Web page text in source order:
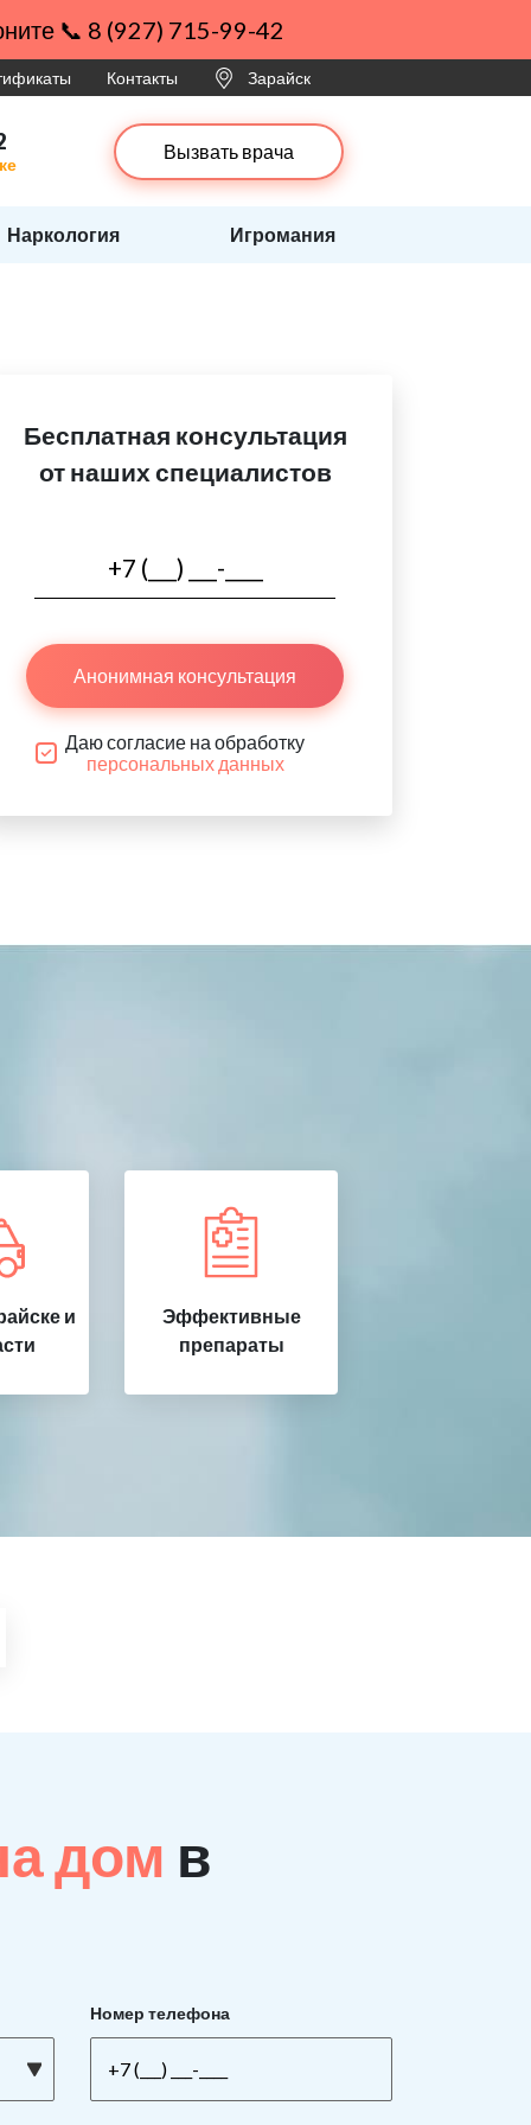
📞 8 (927) 715-99-42
Контакты Зарайск
Вызвать врача
Наркология Игромания
Бесплатная консультация
от наших специалистов
Анонимная консультация
Даю согласие на обработку
персональных данных
и
Эффективные
препараты
дом в
Номер телефона